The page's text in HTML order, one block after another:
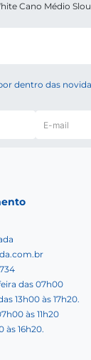
Cano Médio
dentro das
das 07h00
13h00 às 17h20.
às 11h20
às 16h20.